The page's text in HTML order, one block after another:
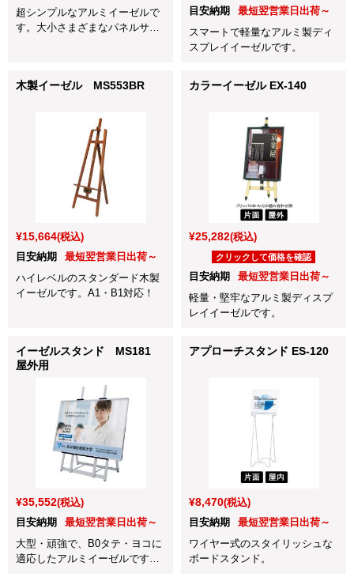
超シンプルなアルミイーゼルで
す。大小さまざまなパネルサイ
目安納期
最短翌営業日出荷～
スマートで軽量なアルミ製ディ
スプレイイーゼルです。
木製イーゼル MS553BR
¥15,664(税込)
目安納期
最短翌営業日出荷～
ハイレベルのスタンダード木製
イーゼルです。A1・B1対応！
カラーイーゼル EX-140
¥25,282(税込)
クリックして価格を確認
目安納期
最短翌営業日出荷～
軽量・堅牢なアルミ製ディスプ
レイイーゼルです。
イーゼルスタンド MS181
屋外用
¥35,552(税込)
目安納期
最短翌営業日出荷～
大型・頑強で、B0タテ・ヨコに
適応したアルミイーゼルです。
アプローチスタンド ES-120
¥8,470(税込)
目安納期
最短翌営業日出荷～
ワイヤー式のスタイリッシュな
ボードスタンド。